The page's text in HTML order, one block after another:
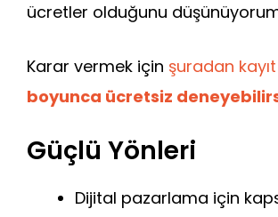
ücretler olduğunu
Karar vermek için şuradan
boyunca ücretsiz
Güçlü Yönleri
Dijital pazarlama için